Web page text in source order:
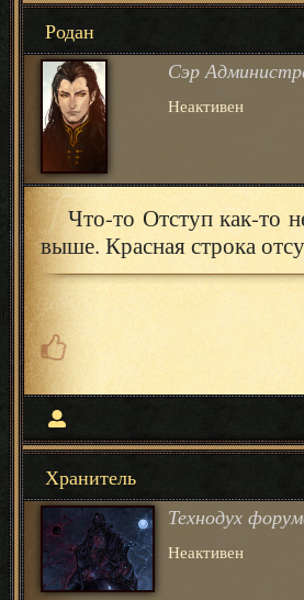
Родан
Сэр
Неактивен
Что-то Отступ как-то
выше. Красная строка
Хранитель
Технодух
Неактивен